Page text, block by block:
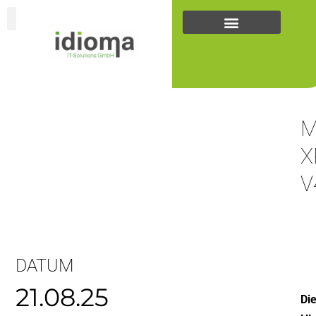
DATUM
21.08.25
Die